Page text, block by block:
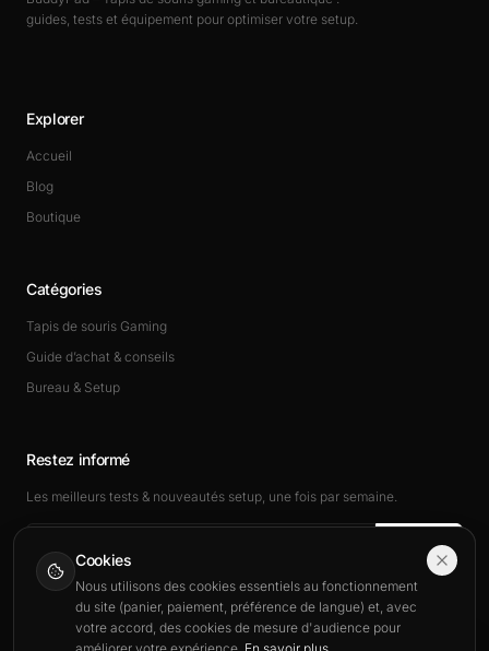
guides, tests et équipement pour optimiser votre setup.
Explorer
Accueil
Blog
Boutique
Catégories
Tapis de souris Gaming
Guide d’achat & conseils
Bureau & Setup
Restez informé
Les meilleurs tests & nouveautés setup, une fois par semaine.
Rejoindre
Cookies
Nous utilisons des cookies essentiels au fonctionnement
du site (panier, paiement, préférence de langue) et, avec
votre accord, des cookies de mesure d'audience pour